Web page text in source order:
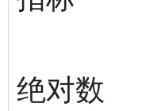
绝对数